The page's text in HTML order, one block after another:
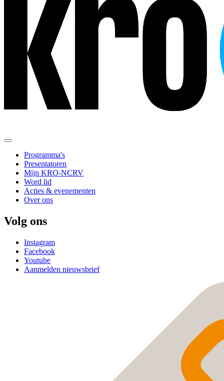
Programma's
Presentatoren
Mijn KRO-NCRV
Word lid
Acties & evenementen
Over ons
Volg ons
Instagram
Facebook
Youtube
Aanmelden nieuwsbrief